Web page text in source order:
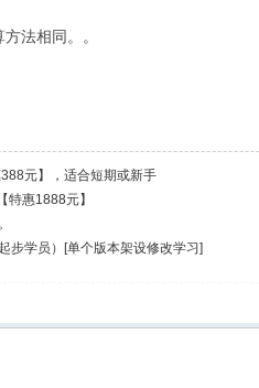
法相同。。
元】，适合短期或新手
特惠1888元】
步学员）[单个版本架设修改学习]